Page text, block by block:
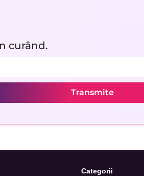
curând.
Transmite
Categorii